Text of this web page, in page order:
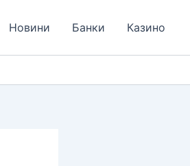
Новини Банки Казино